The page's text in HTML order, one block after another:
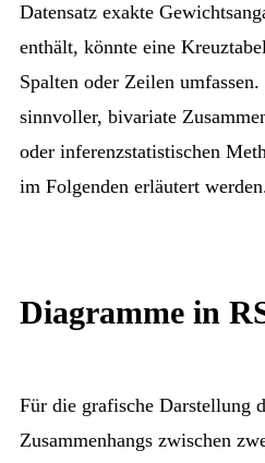
Datensatz exakte
enthält, könnte eine
Spalten oder Zeilen
sinnvoller, bivariate
oder inferenzstatistischen
im Folgenden erläutert
Diagramme in
Für die grafische Darstellung
Zusammenhangs zwischen